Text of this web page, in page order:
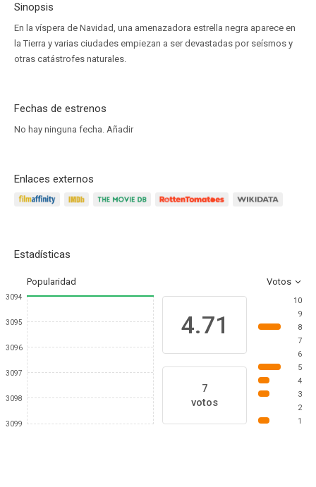
Sinopsis
En la víspera de Navidad, una amenazadora estrella negra aparece en
la Tierra y varias ciudades empiezan a ser devastadas por seísmos y
otras catástrofes naturales.
Fechas de estrenos
No hay ninguna fecha. Añadir
Enlaces externos
Estadísticas
Popularidad Votos
3094
3095
3096
3097
3098
3099
4.71
7
votos
10
9
8
7
6
5
4
3
2
1